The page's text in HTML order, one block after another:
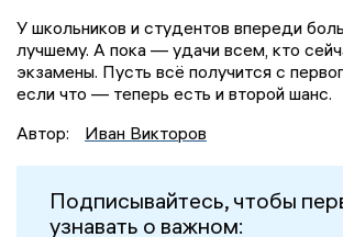
У школьников и студентов впереди
лучшему. А пока — удачи всем, кто
экзамены. Пусть всё получится с
если что — теперь есть и второй шанс.
Автор:
Иван Викторов
Подписывайтесь, чтобы
узнавать о важном: